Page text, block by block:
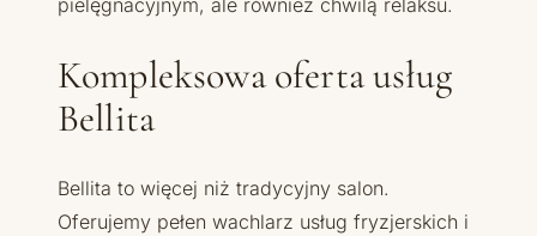
pielęgnacyjnym, ale również chwilą relaksu.
Kompleksowa oferta usług
Bellita
Bellita to więcej niż tradycyjny salon.
Oferujemy pełen wachlarz usług fryzjerskich i